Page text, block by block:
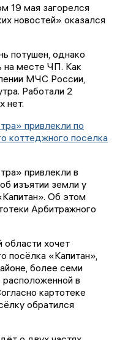
19 мая загорелся
новостей» оказался
потушен, однако
на месте ЧП. Как
МЧС России,
Работали 2
нет.
привлекли по
коттеджного поселка
привлекли в
изъятии земли у
Об этом
Арбитражного
области хочет
посёлка «Капитан»,
более семи
в
картотеке
обратился